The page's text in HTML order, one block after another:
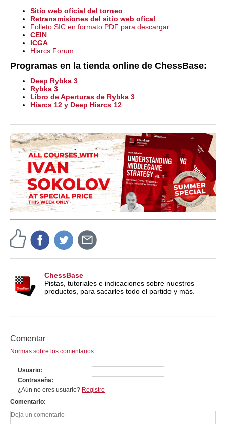
Sitio web oficial del torneo
Retransmisiones del sitio web ofical
Folleto SIC en formato PDF para descargar
CEIN
ICGA
Hiarcs Forum
Programas en la tienda online de ChessBase:
Deep Rybka 3
Rybka 3
Libro de Aperturas de Rybka 3
Hiarcs 12 y Deep Hiarcs 12
ChessBase
Pistas, tutoriales e indicaciones sobre nuestros
productos, para sacarles todo el partido y más.
Comentar
Normas sobre los comentarios
Usuario
Contraseña
¿Aún no eres usuario? Registro
Comentario